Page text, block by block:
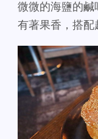
微微的海鹽的
有著果香，搭配